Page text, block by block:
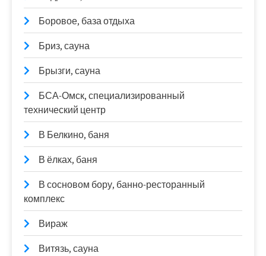
Боровое, база отдыха
Бриз, сауна
Брызги, сауна
БСА-Омск, специализированный
технический центр
В Белкино, баня
В ёлках, баня
В сосновом бору, банно-ресторанный
комплекс
Вираж
Витязь, сауна